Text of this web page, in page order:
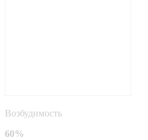
Возбудимость
60%